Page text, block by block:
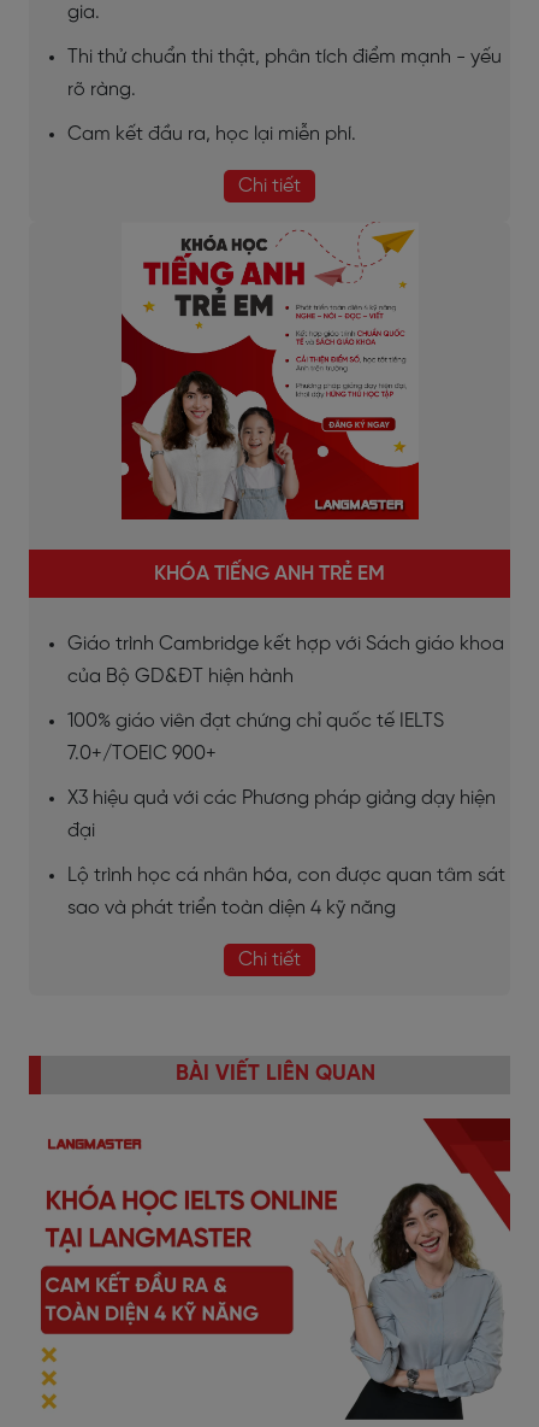
gia.
Thi thử chuẩn thi thật, phân tích điểm mạnh - yếu
rõ ràng.
Cam kết đầu ra, học lại miễn phí.
Chi tiết
KHÓA TIẾNG ANH TRẺ EM
Giáo trình Cambridge kết hợp với Sách giáo khoa
của Bộ GD&ĐT hiện hành
100% giáo viên đạt chứng chỉ quốc tế IELTS
7.0+/TOEIC 900+
X3 hiệu quả với các Phương pháp giảng dạy hiện
đại
Lộ trình học cá nhân hóa, con được quan tâm sát
sao và phát triển toàn diện 4 kỹ năng
Chi tiết
BÀI VIẾT LIÊN QUAN